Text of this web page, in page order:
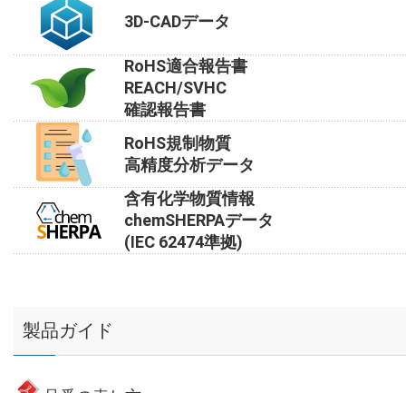
3D-CADデータ
RoHS適合報告書
REACH/SVHC
確認報告書
RoHS規制物質
高精度分析データ
含有化学物質情報
chemSHERPAデータ
(IEC 62474準拠)
製品ガイド